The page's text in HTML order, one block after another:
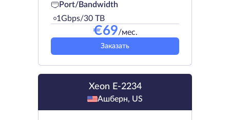
Port/Bandwidth
1Gbps/30 TB
€69/мес.
Заказать
Xeon E-2234
Ашберн, US